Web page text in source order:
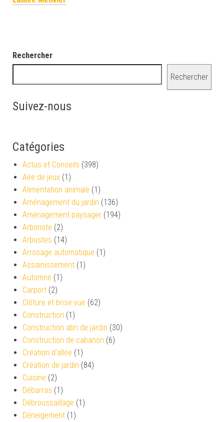
Rechercher
Rechercher
Suivez-nous
Catégories
Actus et Conseils (398)
Aire de jeux (1)
Alimentation animale (1)
Aménagement du jardin (136)
Aménagement paysager (194)
Arboriste (2)
Arbustes (14)
Arrosage automatique (1)
Assainissement (1)
Automne (1)
Carport (2)
Clôture et brise-vue (62)
Construction (1)
Construction abri de jardin (30)
Construction de cabanon (6)
Création d’allée (1)
Création de jardin (84)
Cuisine (2)
Débarras (1)
Débroussaillage (1)
Déneigement (1)